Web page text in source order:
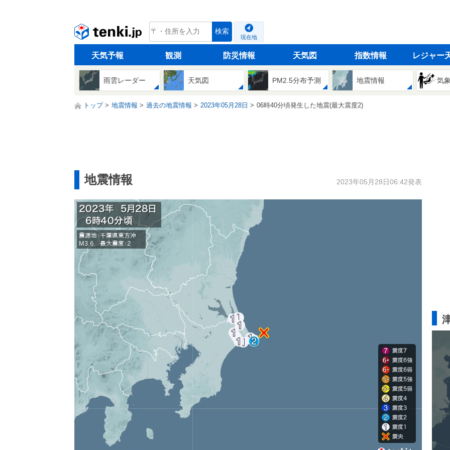
tenki.jp 検索
現在地
天気予報 観測 防災情報 天気図 指数情報 レジャー
雨雲レーダー 天気図 PM2.5分布予測 地震情報 気
トップ 地震情報 過去の地震情報 2023年05月28日 06時40分頃発生した地震(最大震度2)
地震情報 2023年05月28日06:42発表